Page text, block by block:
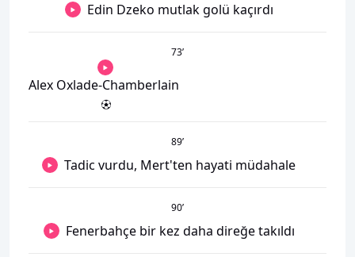
Edin Dzeko mutlak golü kaçırdı
73’
Alex Oxlade-Chamberlain
89’
Tadic vurdu, Mert'ten hayati müdahale
90’
Fenerbahçe bir kez daha direğe takıldı